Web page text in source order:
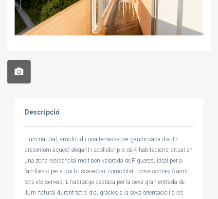
Descripció
Llum natural, amplitud i una terrassa per gaudir cada dia. Et
presentem aquest elegant i acollidor pis de 4 habitacions situat en
una zona residencial molt ben valorada de Figueres, ideal per a
famílies o per a qui busca espai, comoditat i bona connexió amb
tots els serveis. L habitatge destaca per la seva gran entrada de
llum natural durant tot el dia, gràcies a la seva orientació i a les